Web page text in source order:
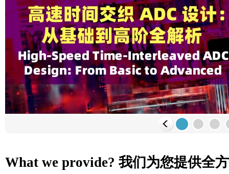
What we provide? 我们为您提供全